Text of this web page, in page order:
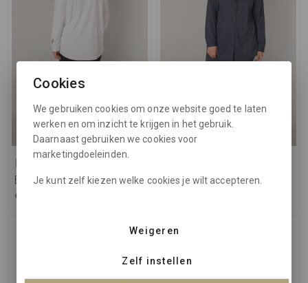
Base Level curvy
Blouse Lara
€ 79,95
Blouse Lara
Cookies
We gebruiken cookies om onze website goed te laten
werken en om inzicht te krijgen in het gebruik.
Daarnaast gebruiken we cookies voor
marketingdoeleinden.
Je kunt zelf kiezen welke cookies je wilt accepteren.
Weigeren
Zelf instellen